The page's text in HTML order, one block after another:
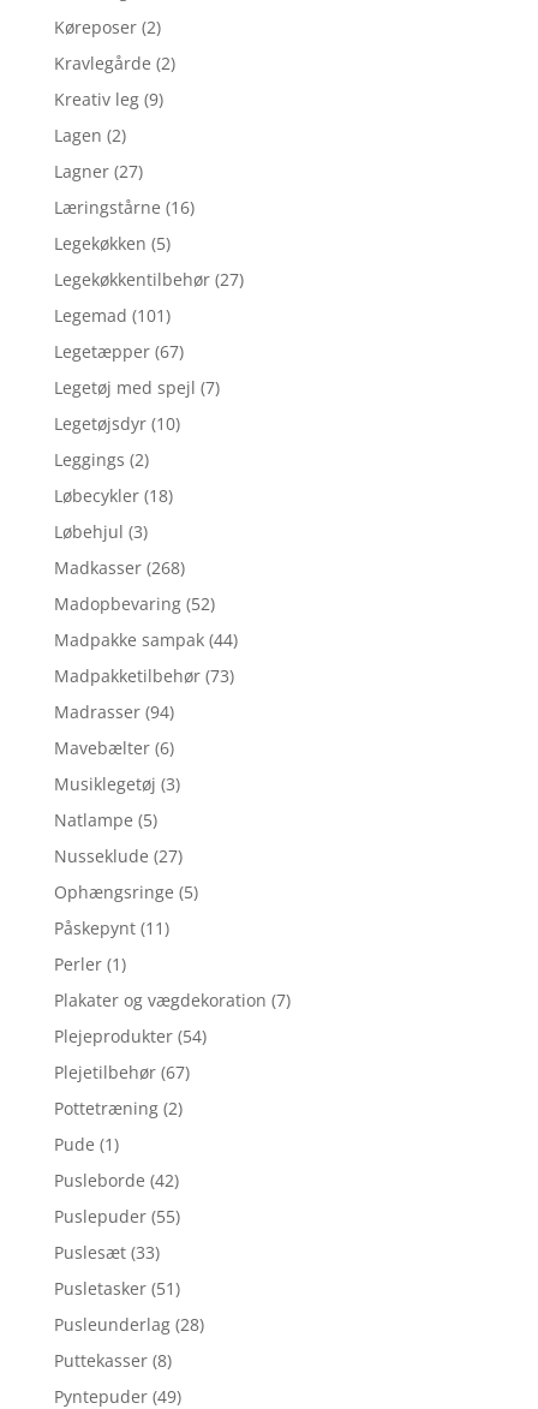
Køreposer (2)
Kravlegårde (2)
Kreativ leg (9)
Lagen (2)
Lagner (27)
Læringstårne (16)
Legekøkken (5)
Legekøkkentilbehør (27)
Legemad (101)
Legetæpper (67)
Legetøj med spejl (7)
Legetøjsdyr (10)
Leggings (2)
Løbecykler (18)
Løbehjul (3)
Madkasser (268)
Madopbevaring (52)
Madpakke sampak (44)
Madpakketilbehør (73)
Madrasser (94)
Mavebælter (6)
Musiklegetøj (3)
Natlampe (5)
Nusseklude (27)
Ophængsringe (5)
Påskepynt (11)
Perler (1)
Plakater og vægdekoration (7)
Plejeprodukter (54)
Plejetilbehør (67)
Pottetræning (2)
Pude (1)
Pusleborde (42)
Puslepuder (55)
Puslesæt (33)
Pusletasker (51)
Pusleunderlag (28)
Puttekasser (8)
Pyntepuder (49)